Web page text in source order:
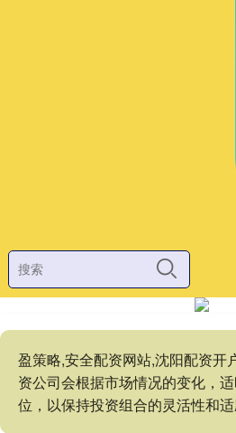
盈策略,安全配资网站,沈阳配资开
资公司会根据市场情况的变化，
位，以保持投资组合的灵活性和适